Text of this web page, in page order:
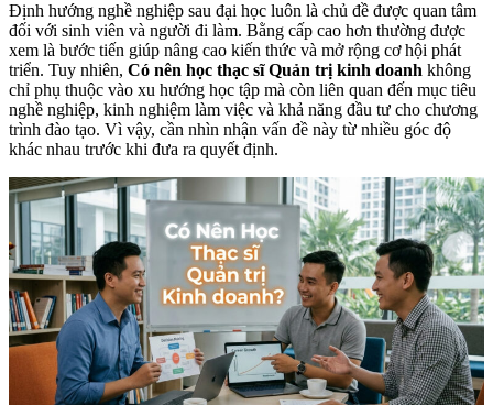
Định hướng nghề nghiệp sau đại học luôn là chủ đề được quan tâm
đối với sinh viên và người đi làm. Bằng cấp cao hơn thường được
xem là bước tiến giúp nâng cao kiến thức và mở rộng cơ hội phát
triển. Tuy nhiên, Có nên học thạc sĩ Quản trị kinh doanh không
chỉ phụ thuộc vào xu hướng học tập mà còn liên quan đến mục tiêu
nghề nghiệp, kinh nghiệm làm việc và khả năng đầu tư cho chương
trình đào tạo. Vì vậy, cần nhìn nhận vấn đề này từ nhiều góc độ
khác nhau trước khi đưa ra quyết định.